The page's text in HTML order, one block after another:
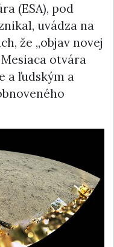
(ESA), pod
uvádza na
že „objav novej
otvára
a ľudským a